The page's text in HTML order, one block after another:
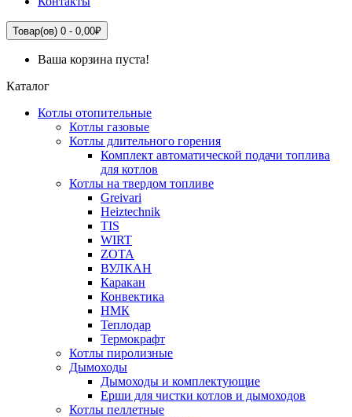
Товар(ов) 0 - 0,00₽
Ваша корзина пуста!
Каталог
Котлы отопительные
Котлы газовые
Котлы длительного горения
Комплект автоматической подачи топлива
для котлов
Котлы на твердом топливе
Greivari
Heiztechnik
TIS
WIRT
ZOTA
ВУЛКАН
Каракан
Конвектика
НМК
Теплодар
Термокрафт
Котлы пиролизные
Дымоходы
Дымоходы и комплектующие
Ерши для чистки котлов и дымоходов
Котлы пеллетные